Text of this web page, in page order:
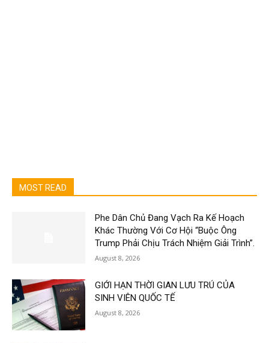
MOST READ
Phe Dân Chủ Đang Vạch Ra Kế Hoạch
Khác Thường Với Cơ Hội “Buộc Ông
Trump Phải Chịu Trách Nhiệm Giải Trình”.
August 8, 2026
GIỚI HẠN THỜI GIAN LƯU TRÚ CỦA
SINH VIÊN QUỐC TẾ
August 8, 2026